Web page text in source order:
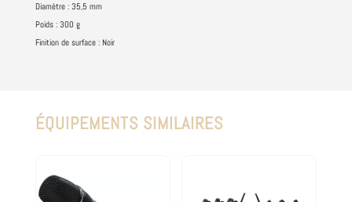
Diamètre : 35,5 mm
Poids : 300 g
Finition de surface : Noir
ÉQUIPEMENTS SIMILAIRES